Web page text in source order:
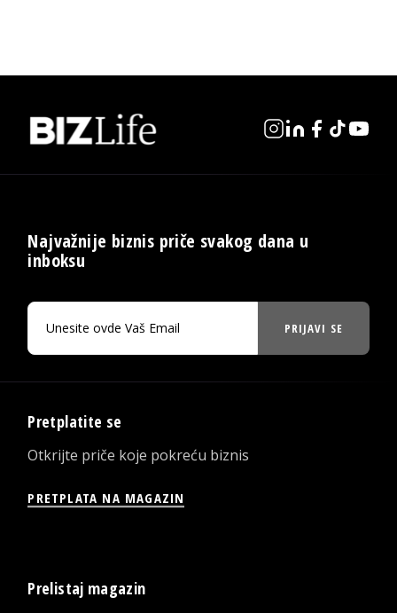
Najvažnije biznis priče svakog dana u
inboksu
PRIJAVI SE
Pretplatite se
Otkrijte priče koje pokreću biznis
PRETPLATA NA MAGAZIN
Prelistaj magazin